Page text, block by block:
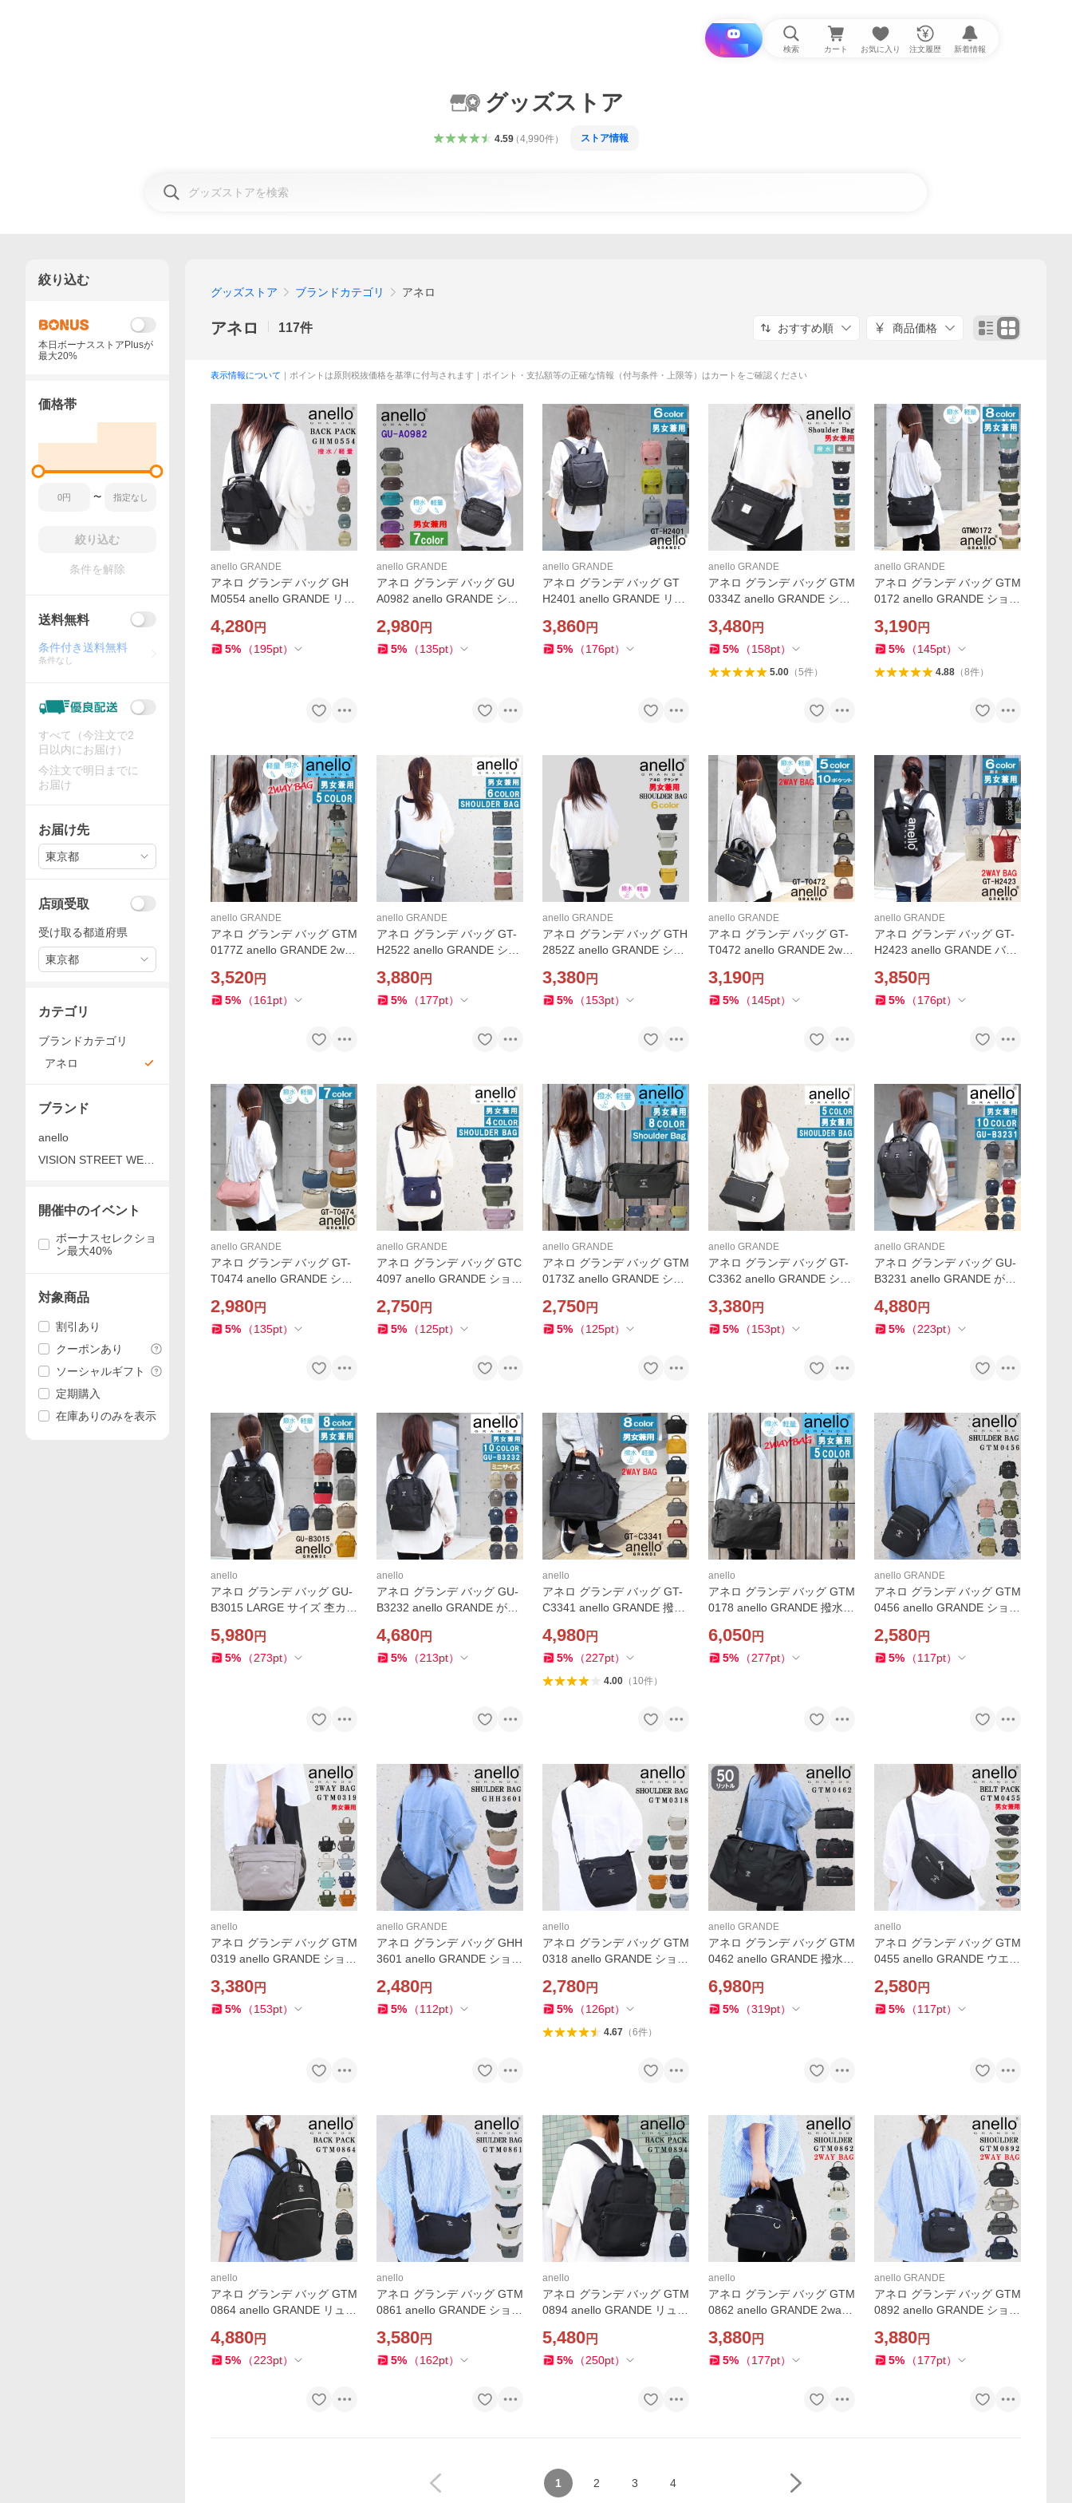
i と探す 検索 カート お気に入り 注文履歴 新着情報
グッズストア
4.59（4,990件） ストア情報
グッズストア ブランドカテゴリ アネロ
アネロ 117件 おすすめ順 商品価格
表示情報について ｜ポイントは原則税抜価格を基準に付与されます｜ポイント・支払額等の正確な情報（付与条件・上限等）はカートをご確認ください
anello GRANDE
アネロ グランデ バッグ GH
M0554 anello GRANDE リュ
4,280円
5% （195pt）
anello GRANDE
アネロ グランデ バッグ GU
A0982 anello GRANDE ショ
け 軽量 はっ水加工 レディー
ス メンズ 女性 男性 男女兼用
2,980円
5% （135pt）
anello GRANDE
アネロ グランデ バッグ GT
H2401 anello GRANDE リュ
ク バック 男女兼用 ab-4316
00
3,860円
5% （176pt）
anello GRANDE
アネロ グランデ バッグ GTM
0334Z anello GRANDE ショ
斜め掛け レディース メンズ
女性 男性 男女兼用 ab-6038
3,480円
5% （158pt）
5.00（5件）
anello GRANDE
アネロ グランデ バッグ GTM
0172 anello GRANDE ショル
工 軽量 多機能 斜め掛け レデ
ィース メンズ 女性 男性 男女
3,190円
5% （145pt）
4.88（8件）
anello GRANDE
アネロ グランデ バッグ GTM
0177Z anello GRANDE 2way
ト ab-514300
3,520円
5% （161 pt）
anello GRANDE
アネロ グランデ バッグ GT-
H2522 anello GRANDE ショ
け レディース メンズ 女性 男
性 男女兼用 ab-412900
3,880円
5% （177pt）
anello GRANDE
アネロ グランデ バッグ GTH
2852Z anello GRANDE ショ
斜め掛け レディース メンズ
女性 男性 男女兼用 ab-6038
3,380円
5% （153pt）
anello GRANDE
アネロ グランデ バッグ GT-
T0472 anello GRANDE 2way
っ水加工 軽量 斜め掛け レデ
ィース メンズ 女性 男性 男女
3,190円
5% （145pt）
anello GRANDE
アネロ グランデ バッグ GT-
H2423 anello GRANDE バッ
サック バック 男女兼用 ab-3
41800
3,850円
5% （176pt）
anello GRANDE
アネロ グランデ バッグ GT-
T0474 anello GRANDE ショ
加工 軽量 レディース メンズ
ab-488000
2,980円
5% （135pt）
anello GRANDE
アネロ グランデ バッグ GTC
4097 anello GRANDE ショル
レディース メンズ 女性 男性
男女兼用 ab-413200
2,750円
5% （125pt）
anello GRANDE
アネロ グランデ バッグ GTM
0173Z anello GRANDE ショ
斜め掛け レディース メンズ
女性 男性 男女兼用 ab-5142
2,750円
5% （125pt）
anello GRANDE
アネロ グランデ バッグ GT-
C3362 anello GRANDE ショ
コッシュ バック 斜め掛け 男
女兼用 ab-394300
3,380円
5% （153pt）
anello GRANDE
アネロ グランデ バッグ GU-
B3231 anello GRANDE がま
ック デイバッグ バックパッ
ク 男女兼用 ag-315300
4,880円
5% （223pt）
anello
アネロ グランデ バッグ GU-
B3015 LARGE サイズ 杢カラ
金 リュックサック 男女兼用
GUB ag-315900
5,980円
5% （273pt）
anello
アネロ グランデ バッグ GU-
B3232 anello GRANDE がま
ック デイバッグ バックパッ
ク バック 男女兼用 ag-3154
4,680円
5% （213pt）
anello
アネロ グランデ バッグ GT-
C3341 anello GRANDE 撥水
ショルダーバッグ バック 男
女兼用 ag-266000
4,980円
5% （227pt）
4.00（ 10件）
anello
アネロ グランデ バッグ GTM
0178 anello GRANDE 撥水加
ョルダーバッグ キャリーオ
ンバッグ バック ab-514400
6,050円
5% （277pt）
anello GRANDE
アネロ グランデ バッグ GTM
0456 anello GRANDE ショル
多機能 斜め掛け CABIN キャ
ビン スクエア ab-61139
2,580円
5% （117pt）
anello
アネロ グランデ バッグ GTM
0319 anello GRANDE ショル
ay 軽量 斜め掛け はっ水加工
ミニショルダーバッグ バッ
3,380円
5% （153pt）
anello GRANDE
アネロ グランデ バッグ GHH
3601 anello GRANDE ショル
多機能 斜め掛け レディース
メンズ 女性 男性 ab-61138
2,480円
5% （112pt）
anello
アネロ グランデ バッグ GTM
0318 anello GRANDE ショル
ニショルダーバッグ バック a
b-60915
2,780円
5% （126pt）
4.67（6件）
anello GRANDE
アネロ グランデ バッグ GTM
0462 anello GRANDE 撥水加
ルダー リュック 修学旅行 バ
ッグ 自然学校 大容量 軽量 a
6,980円
5% （319pt）
anello
アネロ グランデ バッグ GTM
0455 anello GRANDE ウエス
ョルダーバッグ 軽量 斜め掛
け ヒップバッグ ab-60913
2,580円
5% （117pt）
anello
アネロ グランデ バッグ GTM
0864 anello GRANDE リュッ
バックパック バック はっ水
加工 軽量 レディース リュッ
4,880円
5% （223pt）
anello
アネロ グランデ バッグ GTM
0861 anello GRANDE ショル
工 軽量 斜め掛け レディース
ab-60959
3,580円
5% （162pt）
anello
アネロ グランデ バッグ GTM
0894 anello GRANDE リュッ
水加工 軽量 ノートPC レデ
ィース リュックサック ab-6
5,480円
5% （250pt）
anello
アネロ グランデ バッグ GTM
0862 anello GRANDE 2way
っ水加工 軽量 斜め掛け レデ
ィース 10ポケット ab-60958
3,880円
5% （177pt）
anello GRANDE
アネロ グランデ バッグ GTM
0892 anello GRANDE ショル
ッグ 斜め掛け レディース メ
ンズ 女性 男性 男女兼用 ab-
3,880円
5% （177pt）
1 2 3 4
絞り込む
本日ボーナスストアPlusが
最大20%
価格帯
〜
絞り込む
条件を解除
送料無料
条件付き送料無料
条件なし
すべて（今注文で2
日以内にお届け）
今注文で明日までに
お届け
お届け先
東京都
店頭受取
受け取る都道府県
東京都
カテゴリ
ブランドカテゴリ
アネロ
ブランド
anello
VISION STREET WEA
開催中のイベント
ボーナスセレクショ
ン最大40%
対象商品
割引あり
クーポンあり
ソーシャルギフト
定期購入
在庫ありのみを表示